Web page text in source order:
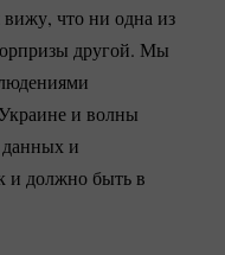
что ни одна из
другой. Мы
и волны
и
и должно быть в